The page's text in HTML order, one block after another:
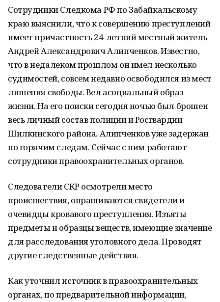
Сотрудники Следкома РФ по Забайкальскому
краю выяснили, что к совершению преступлений
имеет причастность 24-летний местный житель
Андрей Александрович Алипченков. Известно,
что в недалеком прошлом он имел несколько
судимостей, совсем недавно освободился из мест
лишения свободы. Вел асоциальный образ
жизни. На его поиски сегодня ночью был брошен
весь личный состав полиции и Росгвардии
Шилкинского района. Алипченков уже задержан
по горячим следам. Сейчас с ним работают
сотрудники правоохранительных органов.
Следователи СКР осмотрели место
происшествия, опрашиваются свидетели и
очевидцы кровавого преступления. Изъяты
предметы и образцы веществ, имеющие значение
для расследования уголовного дела. Проводят
другие следственные действия.
Как уточнил источник в правоохранительных
органах, по предварительной информации,